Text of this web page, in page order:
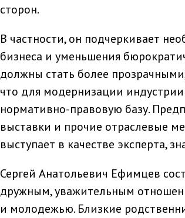
сторон.
В частности, он подчеркивает
бизнеса и уменьшения
должны стать более
что для модернизации
нормативно-правовую базу.
выставки и прочие отраслевые
выступает в качестве эксперта,
Сергей Анатольевич Ефимцев
дружным, уважительным
и молодежью. Близкие